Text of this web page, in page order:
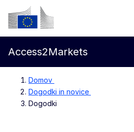
Preskoči na glavno vsebino
Evropska komisija
Access2Markets
Domov
Dogodki in novice
Dogodki